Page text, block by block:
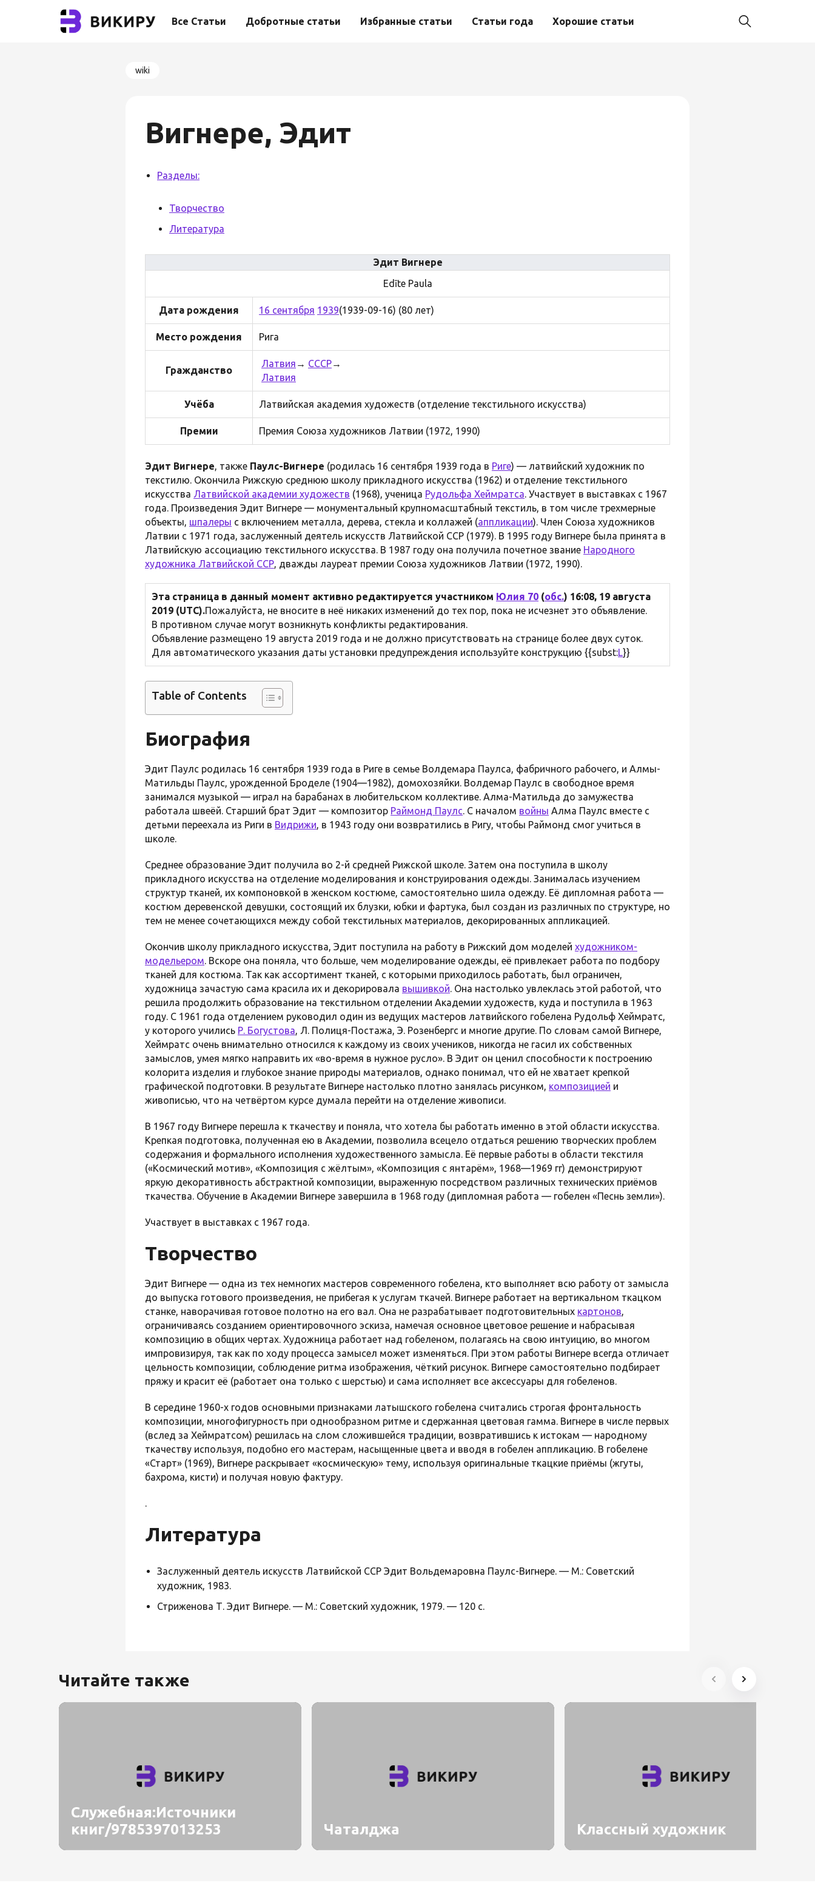
Все Статьи Добротные статьи Избранные статьи Статьи года Хорошие статьи
wiki
Вигнере, Эдит
Разделы:
Творчество
Литература
Эдит Вигнере
Edīte Paula
Дата рождения 16 сентября 1939(1939-09-16) (80 лет)
Место рождения Рига
Гражданство
Латвия → СССР→
Латвия
Учёба Латвийская академия художеств (отделение текстильного искусства)
Премии Премия Союза художников Латвии (1972, 1990)
Эдит Вигнере, также Паулс-Вигнере (родилась 16 сентября 1939 года в Риге) — латвийский художник по
текстилю. Окончила Рижскую среднюю школу прикладного искусства (1962) и отделение текстильного
искусства Латвийской академии художеств (1968), ученица Рудольфа Хеймратса. Участвует в выставках с 1967
года. Произведения Эдит Вигнере — монументальный крупномасштабный текстиль, в том числе трехмерные
объекты, шпалеры с включением металла, дерева, стекла и коллажей (аппликации). Член Союза художников
Латвии с 1971 года, заслуженный деятель искусств Латвийской ССР (1979). В 1995 году Вигнере была принята в
Латвийскую ассоциацию текстильного искусства. В 1987 году она получила почетное звание Народного
художника Латвийской ССР, дважды лауреат премии Союза художников Латвии (1972, 1990).
Эта страница в данный момент активно редактируется участником Юлия 70 (обс.) 16:08, 19 августа
2019 (UTC).Пожалуйста, не вносите в неё никаких изменений до тех пор, пока не исчезнет это объявление.
В противном случае могут возникнуть конфликты редактирования.
Объявление размещено 19 августа 2019 года и не должно присутствовать на странице более двух суток.
Для автоматического указания даты установки предупреждения используйте конструкцию {{subst:L}}
Table of Contents
Биография
Эдит Паулс родилась 16 сентября 1939 года в Риге в семье Волдемара Паулса, фабричного рабочего, и Алмы-
Матильды Паулс, урожденной Броделе (1904—1982), домохозяйки. Волдемар Паулс в свободное время
занимался музыкой — играл на барабанах в любительском коллективе. Алма-Матильда до замужества
работала швеёй. Старший брат Эдит — композитор Раймонд Паулс. С началом войны Алма Паулс вместе с
детьми переехала из Риги в Видрижи, в 1943 году они возвратились в Ригу, чтобы Раймонд смог учиться в
школе.
Среднее образование Эдит получила во 2-й средней Рижской школе. Затем она поступила в школу
прикладного искусства на отделение моделирования и конструирования одежды. Занималась изучением
структур тканей, их компоновкой в женском костюме, самостоятельно шила одежду. Её дипломная работа —
костюм деревенской девушки, состоящий их блузки, юбки и фартука, был создан из различных по структуре, но
тем не менее сочетающихся между собой текстильных материалов, декорированных аппликацией.
Окончив школу прикладного искусства, Эдит поступила на работу в Рижский дом моделей художником-
модельером. Вскоре она поняла, что больше, чем моделирование одежды, её привлекает работа по подбору
тканей для костюма. Так как ассортимент тканей, с которыми приходилось работать, был ограничен,
художница зачастую сама красила их и декорировала вышивкой. Она настолько увлеклась этой работой, что
решила продолжить образование на текстильном отделении Академии художеств, куда и поступила в 1963
году. С 1961 года отделением руководил один из ведущих мастеров латвийского гобелена Рудольф Хеймратс,
у которого учились Р. Богустова, Л. Полиця-Постажа, Э. Розенбергс и многие другие. По словам самой Вигнере,
Хеймратс очень внимательно относился к каждому из своих учеников, никогда не гасил их собственных
замыслов, умея мягко направить их «во-время в нужное русло». В Эдит он ценил способности к построению
колорита изделия и глубокое знание природы материалов, однако понимал, что ей не хватает крепкой
графической подготовки. В результате Вигнере настолько плотно занялась рисунком, композицией и
живописью, что на четвёртом курсе думала перейти на отделение живописи.
В 1967 году Вигнере перешла к ткачеству и поняла, что хотела бы работать именно в этой области искусства.
Крепкая подготовка, полученная ею в Академии, позволила всецело отдаться решению творческих проблем
содержания и формального исполнения художественного замысла. Её первые работы в области текстиля
(«Космический мотив», «Композиция с жёлтым», «Композиция с янтарём», 1968—1969 гг) демонстрируют
яркую декоративность абстрактной композиции, выраженную посредством различных технических приёмов
ткачества. Обучение в Академии Вигнере завершила в 1968 году (дипломная работа — гобелен «Песнь земли»).
Участвует в выставках с 1967 года.
Творчество
Эдит Вигнере — одна из тех немногих мастеров современного гобелена, кто выполняет всю работу от замысла
до выпуска готового произведения, не прибегая к услугам ткачей. Вигнере работает на вертикальном ткацком
станке, наворачивая готовое полотно на его вал. Она не разрабатывает подготовительных картонов,
ограничиваясь созданием ориентировочного эскиза, намечая основное цветовое решение и набрасывая
композицию в общих чертах. Художница работает над гобеленом, полагаясь на свою интуицию, во многом
импровизируя, так как по ходу процесса замысел может изменяться. При этом работы Вигнере всегда отличает
цельность композиции, соблюдение ритма изображения, чёткий рисунок. Вигнере самостоятельно подбирает
пряжу и красит её (работает она только с шерстью) и сама исполняет все аксессуары для гобеленов.
В середине 1960-х годов основными признаками латышского гобелена считались строгая фронтальность
композиции, многофигурность при однообразном ритме и сдержанная цветовая гамма. Вигнере в числе первых
(вслед за Хеймратсом) решилась на слом сложившейся традиции, возвратившись к истокам — народному
ткачеству используя, подобно его мастерам, насыщенные цвета и вводя в гобелен аппликацию. В гобелене
«Старт» (1969), Вигнере раскрывает «космическую» тему, используя оригинальные ткацкие приёмы (жгуты,
бахрома, кисти) и получая новую фактуру.
.
Литература
Заслуженный деятель искусств Латвийской ССР Эдит Вольдемаровна Паулс-Вигнере. — М.: Советский
художник, 1983.
Стриженова Т. Эдит Вигнере. — М.: Советский художник, 1979. — 120 с.
Читайте также
Служебная:Источники
книг/9785397013253
Чаталджа Классный художник